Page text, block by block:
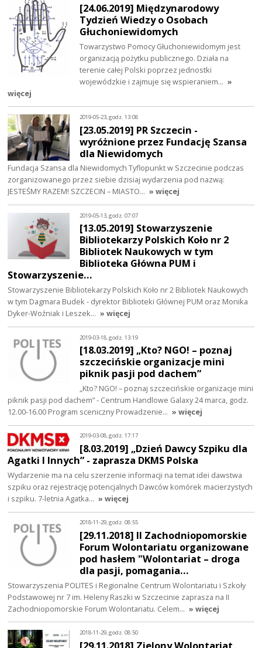
[24.06.2019] Międzynarodowy
Tydzień Wiedzy o Osobach
Głuchoniewidomych
Towarzystwo Pomocy Głuchoniewidomym jest
organizacją pożytku publicznego. Działa na
terenie całej Polski poprzez jednostki
wojewódzkie i zajmuje się wspieraniem… »
więcej
2019-05-23, godz. 13:08
[23.05.2019] PR Szczecin -
wyróżnione przez Fundację Szansa
dla Niewidomych
Fundacja Szansa dla Niewidomych Tyflopunkt w Szczecinie podczas
zorganizowanego przez siebie dzisiaj wydarzenia pod nazwą:
JESTEŚMY RAZEM! SZCZECIN – MIASTO… » więcej
2019-05-13, godz. 07:07
[13.05.2019] Stowarzyszenie
Bibliotekarzy Polskich Koło nr 2
Bibliotek Naukowych w tym
Biblioteka Główna PUM i
Stowarzyszenie…
Stowarzyszenie Bibliotekarzy Polskich Koło nr 2 Bibliotek Naukowych
w tym Dagmara Budek - dyrektor Biblioteki Głównej PUM oraz Monika
Dyker-Woźniak i Leszek… » więcej
2019-03-18, godz. 13:19
[18.03.2019] „Kto? NGO! – poznaj
szczecińskie organizacje mini
piknik pasji pod dachem”
„Kto? NGO! – poznaj szczecińskie organizacje mini
piknik pasji pod dachem” - Centrum Handlowe Galaxy 24 marca, godz.
12.00-16.00 Program sceniczny Prowadzenie… » więcej
2019-03-08, godz. 17:17
[8.03.2019] „Dzień Dawcy Szpiku dla
Agatki I Innych” - zaprasza DKMS Polska
Wydarzenie ma na celu szerzenie informacji na temat idei dawstwa
szpiku oraz rejestrację potencjalnych Dawców komórek macierzystych
i szpiku. 7-letnia Agatka… » więcej
2018-11-29, godz. 08:55
[29.11.2018] II Zachodniopomorskie
Forum Wolontariatu organizowane
pod hasłem "Wolontariat – droga
dla pasji, pomagania…
Stowarzyszenia POLITES i Regionalne Centrum Wolontariatu i Szkoły
Podstawowej nr 7 im. Heleny Raszki w Szczecinie zaprasza na II
Zachodniopomorskie Forum Wolontariatu. Celem… » więcej
2018-11-29, godz. 08:50
[29.11.2018] Zielony Wolontariat